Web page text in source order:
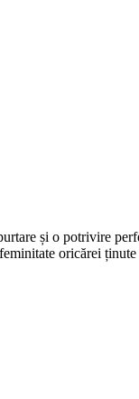
și o potrivire
oricărei